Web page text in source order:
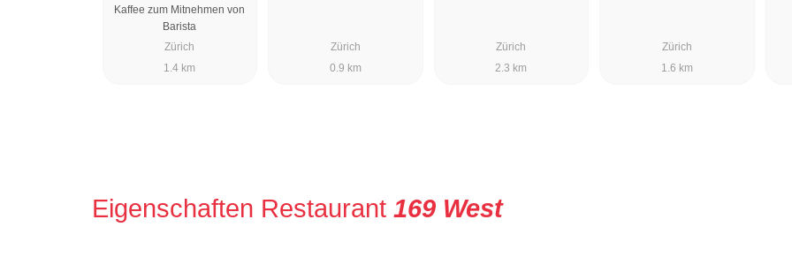
Kaffee zum Mitnehmen von
Barista
Zürich
1.4 km
Zürich
0.9 km
Zürich
2.3 km
Zürich
1.6 km
Eigenschaften Restaurant 169 West